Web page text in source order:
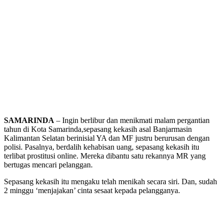
SAMARINDA – Ingin berlibur dan menikmati malam pergantian
tahun di Kota Samarinda,sepasang kekasih asal Banjarmasin
Kalimantan Selatan berinisial YA dan MF justru berurusan dengan
polisi. Pasalnya, berdalih kehabisan uang, sepasang kekasih itu
terlibat prostitusi online. Mereka dibantu satu rekannya MR yang
bertugas mencari pelanggan.
Sepasang kekasih itu mengaku telah menikah secara siri. Dan, sudah
2 minggu ‘menjajakan’ cinta sesaat kepada pelangganya.